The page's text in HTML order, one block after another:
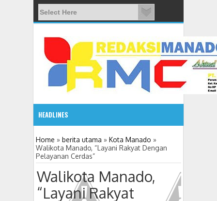
HEADLINES
08:03 AM
ADVETORIAL JONRU GANTIKAN MONO PIMPIN DPRD
Home » berita utama » Kota Manado »
Walikota Manado, “Layani Rakyat Dengan
Pelayanan Cerdas”
Walikota Manado,
“Layani Rakyat